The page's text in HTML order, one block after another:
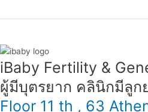
iBaby Fertility &
ผู้มีบุตรยาก คลินิกมีลูก
Floor 11 th , 63